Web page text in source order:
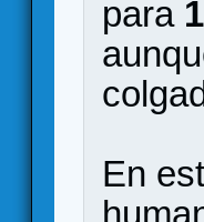
para
En